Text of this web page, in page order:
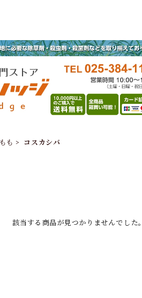
もも コスカシバ
該当する商品が見つかりませんでした。